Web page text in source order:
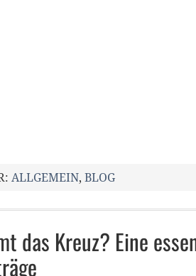
ALLGEMEIN, BLOG
das Kreuz? Eine